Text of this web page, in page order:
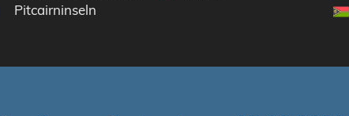
Pitcairninseln